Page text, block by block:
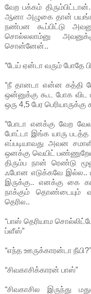
வேற பக்கம்
ஆனா அழுகை தான்
நண்பன கூப்பிட்டு
சொல்லலாம்னு
சொன்னேன்..
“டேய் ஏன்டா வரும் போதே
“நீ தானடா என்ன கத்தி
ஒன்னுக்கு கூட போக விட
ஒரு 4,5 பேர பெரியாருக்கு
“போடா எனக்கு வேற
போட்டா இங்க யாரு படத்த
எப்படியாவது அவன
ஒனக்கு வெயிட்
திரும்ப நான் ரெண்டு
ஃபோன எடுக்கவே இல்ல..
இருக்கு.. எனக்கு கை
நாக்கும்
தெரில..
“பாஸ் தெரியாம
ப்ளீஸ்”
“எந்த ஊருக்காரன்டா நீயி?”
“சிவகாசிக்காரன் பாஸ்”
“சிவகாசில இருந்து